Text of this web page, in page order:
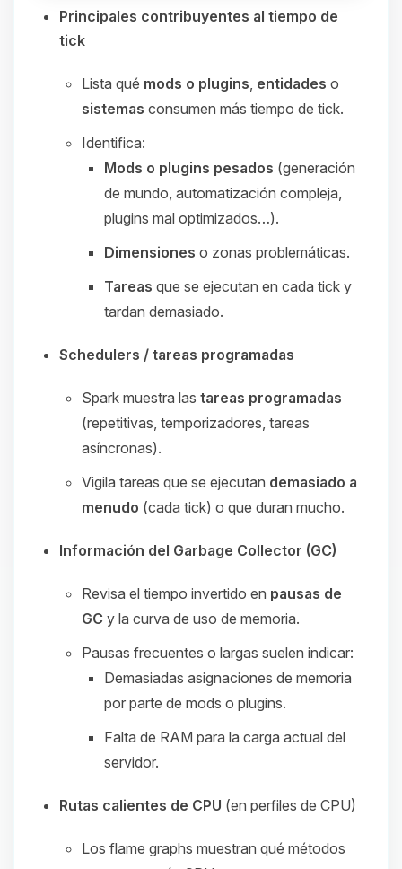
Principales contribuyentes al tiempo de
tick
Lista qué mods o plugins entidades o
sistemas consumen más tiempo de tick.
Identifica:
Mods o plugins pesados (generación
de mundo, automatización compleja,
plugins mal optimizados…).
Dimensiones o zonas problemáticas.
Tareas que se ejecutan en cada tick y
tardan demasiado.
Schedulers / tareas programadas
Spark muestra las tareas programadas
(repetitivas, temporizadores, tareas
asíncronas).
Vigila tareas que se ejecutan demasiado a
menudo (cada tick) o que duran mucho.
Información del Garbage Collector (GC)
Revisa el tiempo invertido en pausas de
GC y la curva de uso de memoria.
Pausas frecuentes o largas suelen indicar:
Demasiadas asignaciones de memoria
por parte de mods o plugins.
Falta de RAM para la carga actual del
servidor.
Rutas calientes de CPU (en perfiles de CPU)
Los flame graphs muestran qué métodos